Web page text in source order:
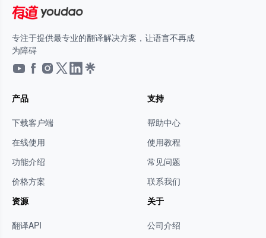
专注于提供最专业的翻译解决方案，让语言不再成
为障碍
产品
下载客户端
在线使用
功能介绍
价格方案
支持
帮助中心
使用教程
常见问题
联系我们
资源
翻译API
关于
公司介绍